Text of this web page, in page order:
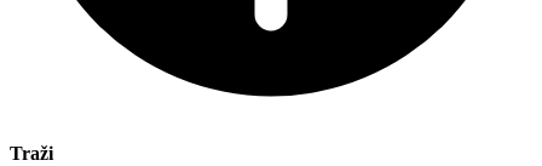
Traži